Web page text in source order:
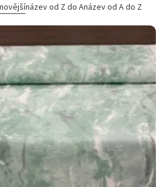
název od Z do Anázev od A do Z